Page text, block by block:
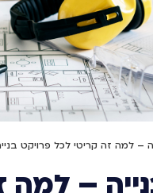
– למה זה קריטי לכל פרויקט
– למה